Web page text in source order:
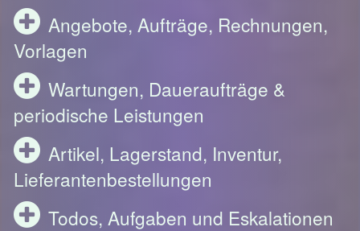
Angebote, Aufträge, Rechnungen,
Vorlagen
Wartungen, Daueraufträge &
periodische Leistungen
Artikel, Lagerstand, Inventur,
Lieferantenbestellungen
Todos, Aufgaben und Eskalationen